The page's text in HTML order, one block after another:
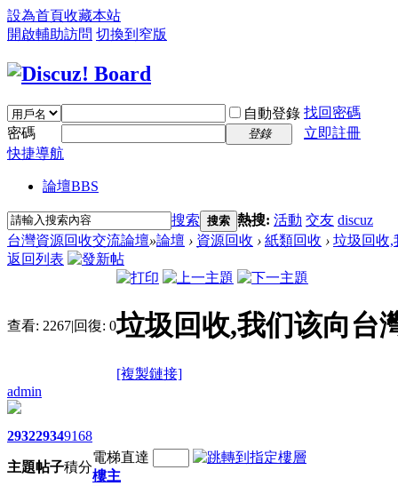
設為首頁收藏本站
開啟輔助訪問 切換到窄版
自動登錄 找回密碼
密碼
登錄
立即註冊
快捷導航
論壇BBS
搜索 搜索 熱搜: 活動 交友 discuz
台灣資源回收交流論壇»論壇 › 資源回收 › 紙類回收 › 垃圾回收,
返回列表
查看: 2267|回復: 0垃圾回收,我们该向台
[複製鏈接]
admin
2932
主題
2934
帖子
9168
積分
電梯直達
樓主